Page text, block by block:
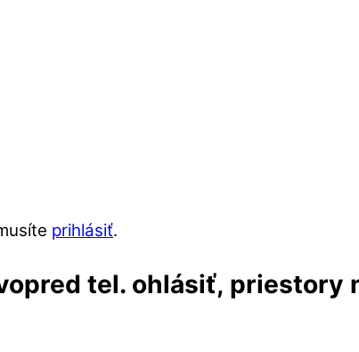
prihlásiť.
tel. ohlásiť, priestory